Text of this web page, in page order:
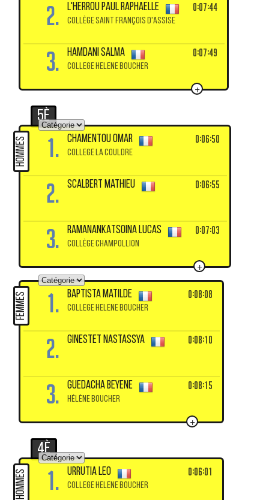
2. L'HERROU PAUL Raphaelle
COLLÈGE SAINT FRANÇOIS D'ASSISE
0:07:44
3. HAMDANI Salma
COLLEGE HELENE BOUCHER
0:07:49
+
5è
HOMMES 1. CHAMENTOU Omar
COLLEGE LA COULDRE
0:06:50
2. SCALBERT Mathieu 0:06:55
3. RAMANANKATSOINA Lucas
COLLÈGE CHAMPOLLION
0:07:03
+
FEMMES 1. BAPTISTA Matilde
COLLEGE HELENE BOUCHER
0:08:08
2. GINESTET Nastassya 0:08:10
3. GUEDACHA Beyene
HÉLÈNE BOUCHER
0:08:15
+
4è
HOMMES 1. URRUTIA Leo
COLLEGE HELENE BOUCHER
0:06:01